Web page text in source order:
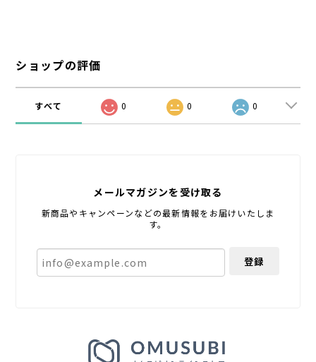
ショップの評価
すべて 0 0 0
メールマガジンを受け取る
新商品やキャンペーンなどの最新情報をお届けいたしま
す。
登録